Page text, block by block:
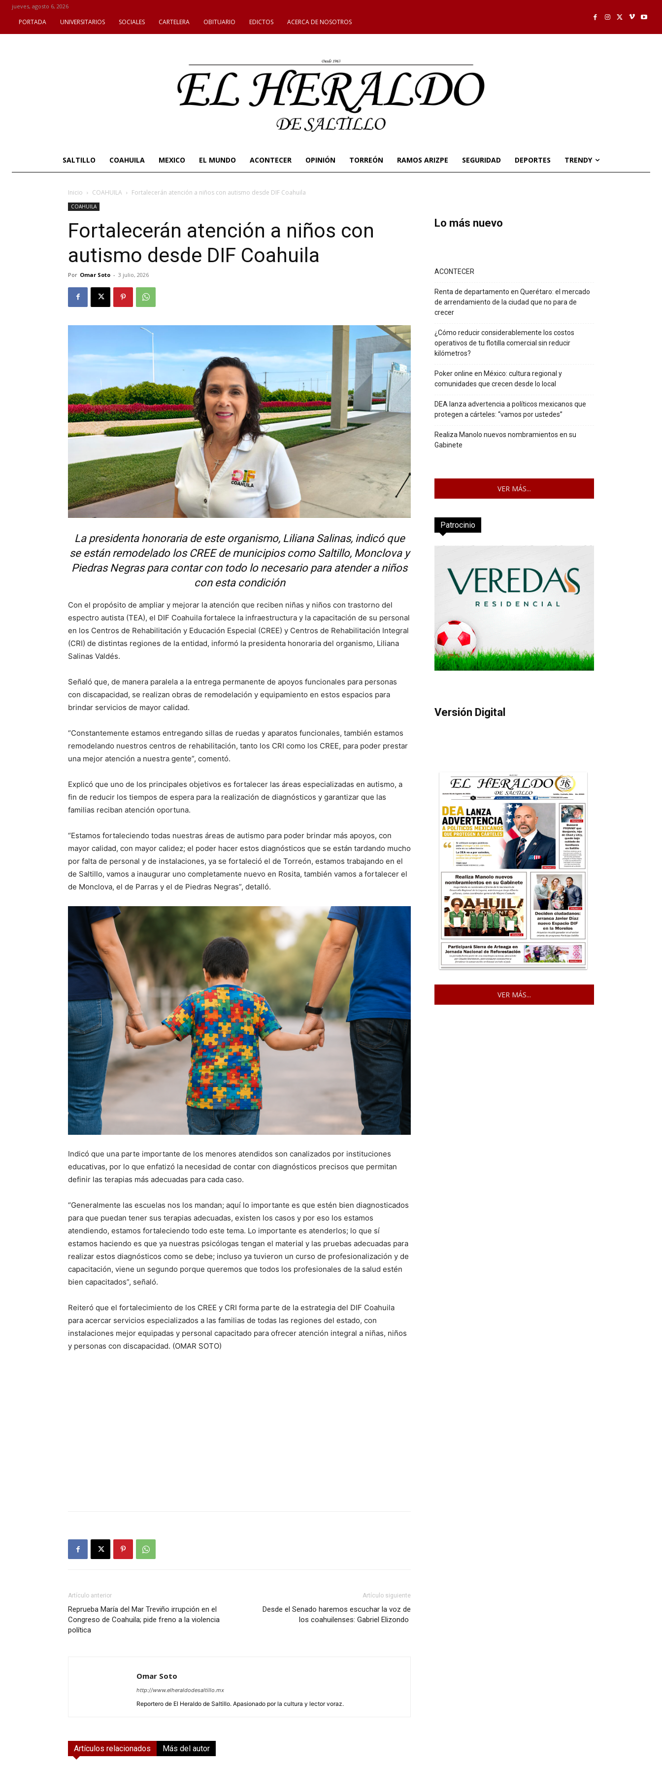
jueves, agosto 6, 2026
PORTADA UNIVERSITARIOS SOCIALES CARTELERA OBITUARIO EDICTOS ACERCA DE NOSOTROS
SALTILLO COAHUILA MEXICO EL MUNDO ACONTECER OPINIÓN TORREÓN RAMOS ARIZPE SEGURIDAD DEPORTES TRENDY
Inicio COAHUILA Fortalecerán atención a niños con autismo desde DIF Coahuila
COAHUILA
Fortalecerán atención a niños con
autismo desde DIF Coahuila
Por Omar Soto - 3 julio, 2026
La presidenta honoraria de este organismo, Liliana Salinas, indicó que
se están remodelado los CREE de municipios como Saltillo, Monclova y
Piedras Negras para contar con todo lo necesario para atender a niños
con esta condición
Con el propósito de ampliar y mejorar la atención que reciben niñas y niños con trastorno del
espectro autista (TEA), el DIF Coahuila fortalece la infraestructura y la capacitación de su personal
en los Centros de Rehabilitación y Educación Especial (CREE) y Centros de Rehabilitación Integral
(CRI) de distintas regiones de la entidad, informó la presidenta honoraria del organismo, Liliana
Salinas Valdés.
Señaló que, de manera paralela a la entrega permanente de apoyos funcionales para personas
con discapacidad, se realizan obras de remodelación y equipamiento en estos espacios para
brindar servicios de mayor calidad.
“Constantemente estamos entregando sillas de ruedas y aparatos funcionales, también estamos
remodelando nuestros centros de rehabilitación, tanto los CRI como los CREE, para poder prestar
una mejor atención a nuestra gente”, comentó.
Explicó que uno de los principales objetivos es fortalecer las áreas especializadas en autismo, a
fin de reducir los tiempos de espera para la realización de diagnósticos y garantizar que las
familias reciban atención oportuna.
“Estamos fortaleciendo todas nuestras áreas de autismo para poder brindar más apoyos, con
mayor calidad, con mayor calidez; el poder hacer estos diagnósticos que se están tardando mucho
por falta de personal y de instalaciones, ya se fortaleció el de Torreón, estamos trabajando en el
de Saltillo, vamos a inaugurar uno completamente nuevo en Rosita, también vamos a fortalecer el
de Monclova, el de Parras y el de Piedras Negras”, detalló.
Indicó que una parte importante de los menores atendidos son canalizados por instituciones
educativas, por lo que enfatizó la necesidad de contar con diagnósticos precisos que permitan
definir las terapias más adecuadas para cada caso.
“Generalmente las escuelas nos los mandan; aquí lo importante es que estén bien diagnosticados
para que puedan tener sus terapias adecuadas, existen los casos y por eso los estamos
atendiendo, estamos fortaleciendo todo este tema. Lo importante es atenderlos; lo que sí
estamos haciendo es que ya nuestras psicólogas tengan el material y las pruebas adecuadas para
realizar estos diagnósticos como se debe; incluso ya tuvieron un curso de profesionalización y de
capacitación, viene un segundo porque queremos que todos los profesionales de la salud estén
bien capacitados”, señaló.
Reiteró que el fortalecimiento de los CREE y CRI forma parte de la estrategia del DIF Coahuila
para acercar servicios especializados a las familias de todas las regiones del estado, con
instalaciones mejor equipadas y personal capacitado para ofrecer atención integral a niñas, niños
y personas con discapacidad. (OMAR SOTO)
Artículo anterior
Reprueba María del Mar Treviño irrupción en el
Congreso de Coahuila; pide freno a la violencia
política
Artículo siguiente
Desde el Senado haremos escuchar la voz de
los coahuilenses: Gabriel Elizondo
Omar Soto
http://www.elheraldodesaltillo.mx
Reportero de El Heraldo de Saltillo. Apasionado por la cultura y lector voraz.
Artículos relacionados Más del autor
Lo más nuevo
ACONTECER
Renta de departamento en Querétaro: el mercado
de arrendamiento de la ciudad que no para de
crecer
¿Cómo reducir considerablemente los costos
operativos de tu flotilla comercial sin reducir
kilómetros?
Poker online en México: cultura regional y
comunidades que crecen desde lo local
DEA lanza advertencia a políticos mexicanos que
protegen a cárteles: “vamos por ustedes”
Realiza Manolo nuevos nombramientos en su
Gabinete
VER MÁS...
Patrocinio
Versión Digital
VER MÁS...